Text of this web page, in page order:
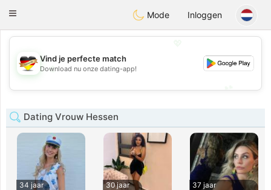
Deutsch Dating
Toggle
Mode Inloggen
💖
💕
Vind je perfecte match
Download nu onze dating-app!
Dating Vrouw Hessen
34 jaar
30 jaar
37 jaar